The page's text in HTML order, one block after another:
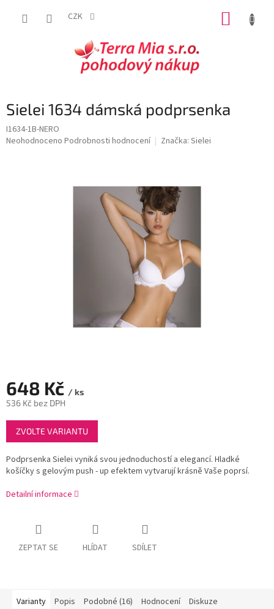
CZK
Sielei 1634 dámská podprsenka
I1634-1B-NERO
Průměrné
Neohodnoceno Podrobnosti hodnocení Značka: Sielei
648 Kč / ks
536 Kč bez DPH
Měrná
cena:
ZVOLTE VARIANTU
Podprsenka Sielei vyniká svou jednoduchostí a elegancí. Hladké
košíčky s gelovým push - up efektem vytvarují krásně Vaše poprsí.
Detailní informace
ZEPTAT SE HLÍDAT SDÍLET
Varianty Popis Podobné (16) Hodnocení Diskuze